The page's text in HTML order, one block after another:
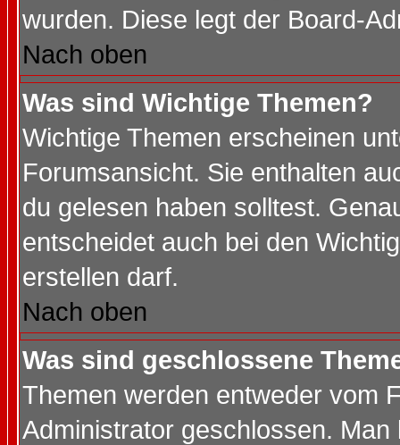
wurden. Diese legt der Board-
Nach oben
Was sind Wichtige Themen?
Wichtige Themen erscheinen
Forumsansicht. Sie enthalten
du gelesen haben solltest.
entscheidet auch bei den
erstellen darf.
Nach oben
Was sind geschlossene
Themen werden entweder vom
Administrator geschlossen.